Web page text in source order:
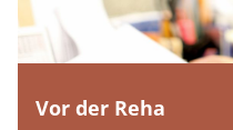
Vor der Reha